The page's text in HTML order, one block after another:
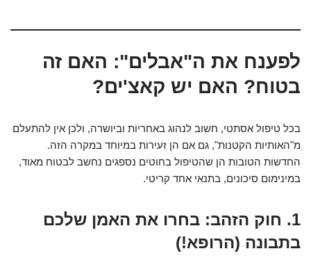
לפענח את ה"אבלים": האם זה
בטוח? האם יש קאצ'ים?
בכל טיפול אסתטי, חשוב לנהוג באחריות וביושרה, ולכן אין להתעלם
מ"האותיות הקטנות", גם אם הן זעירות במיוחד במקרה הזה.
החדשות הטובות הן שהטיפול בחוטים נספגים נחשב לבטוח מאוד,
במינימום סיכונים, בתנאי אחד קריטי.
1. חוק הזהב: בחרו את האמן שלכם
בתבונה (הרופא!)